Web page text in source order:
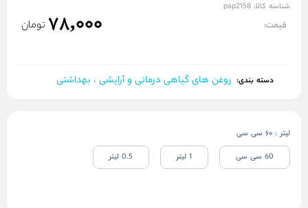
شناسه کالا: pap2158
قیمت: 78,000 تومان
دسته بندی: روغن های گیاهی درمانی و آرایشی ، بهداشتی
لیتر : 60 سی سی
60 سی سی
1 لیتر 0.5 لیتر